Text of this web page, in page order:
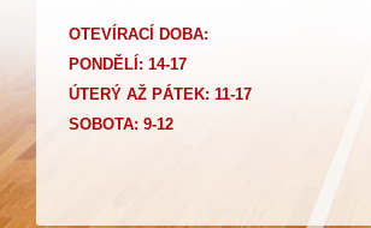
OTEVÍRACÍ DOBA:
PONDĚLÍ: 14-17
ÚTERÝ AŽ PÁTEK: 11-17
SOBOTA: 9-12